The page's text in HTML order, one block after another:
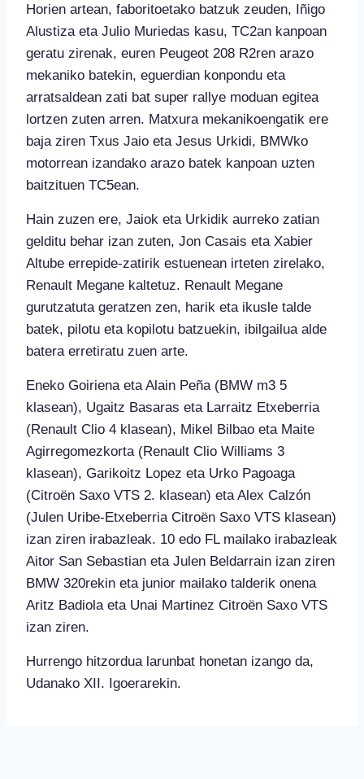
Horien artean, faboritoetako batzuk zeuden, Iñigo
Alustiza eta Julio Muriedas kasu, TC2an kanpoan
geratu zirenak, euren Peugeot 208 R2ren arazo
mekaniko batekin, eguerdian konpondu eta
arratsaldean zati bat super rallye moduan egitea
lortzen zuten arren. Matxura mekanikoengatik ere
baja ziren Txus Jaio eta Jesus Urkidi, BMWko
motorrean izandako arazo batek kanpoan uzten
baitzituen TC5ean.
Hain zuzen ere, Jaiok eta Urkidik aurreko zatian
gelditu behar izan zuten, Jon Casais eta Xabier
Altube errepide-zatirik estuenean irteten zirelako,
Renault Megane kaltetuz. Renault Megane
gurutzatuta geratzen zen, harik eta ikusle talde
batek, pilotu eta kopilotu batzuekin, ibilgailua alde
batera erretiratu zuen arte.
Eneko Goiriena eta Alain Peña (BMW m3 5
klasean), Ugaitz Basaras eta Larraitz Etxeberria
(Renault Clio 4 klasean), Mikel Bilbao eta Maite
Agirregomezkorta (Renault Clio Williams 3
klasean), Garikoitz Lopez eta Urko Pagoaga
(Citroën Saxo VTS 2. klasean) eta Alex Calzón
(Julen Uribe-Etxeberria Citroën Saxo VTS klasean)
izan ziren irabazleak. 10 edo FL mailako irabazleak
Aitor San Sebastian eta Julen Beldarrain izan ziren
BMW 320rekin eta junior mailako talderik onena
Aritz Badiola eta Unai Martinez Citroën Saxo VTS
izan ziren.
Hurrengo hitzordua larunbat honetan izango da,
Udanako XII. Igoerarekin.